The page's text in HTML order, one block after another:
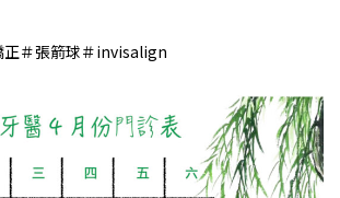
正＃張箭球＃invisalign